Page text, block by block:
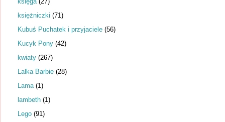
księżniczki (71)
Kubuś Puchatek i przyjaciele (56)
Kucyk Pony (42)
kwiaty (267)
Lalka Barbie (28)
Lama (1)
lambeth (1)
Lego (91)